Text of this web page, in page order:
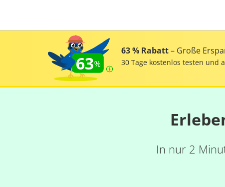
63
63 % Rabatt– Große
30 Tage kostenlos testen und
In nur 2